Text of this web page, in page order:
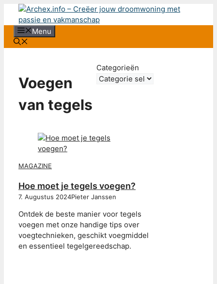
inhoud
Menu
Voegen
van tegels
Categorieën
MAGAZINE
Hoe moet je tegels voegen?
7. Augustus 2024Pieter Janssen
Ontdek de beste manier voor tegels
voegen met onze handige tips over
voegtechnieken, geschikt voegmiddel
en essentieel tegelgereedschap.